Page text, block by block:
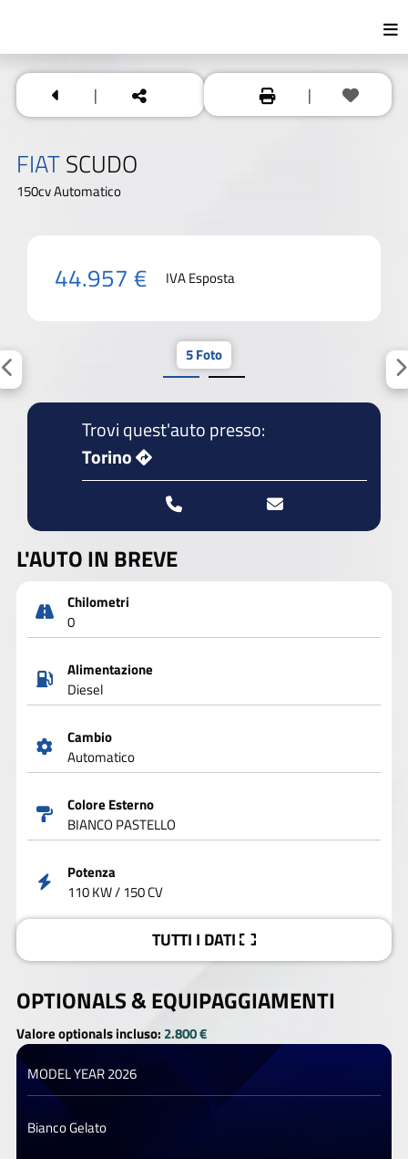
| |
FIATSCUDO
150cv Automatico
44.957 € IVA Esposta
5 Foto
Trovi quest'auto presso:
Torino
L'AUTO IN BREVE
Chilometri
0
Alimentazione
Diesel
Cambio
Automatico
Colore Esterno
BIANCO PASTELLO
Potenza
110 KW / 150 CV
TUTTI I DATI
OPTIONALS &EQUIPAGGIAMENTI
Valore optionals incluso: 2.800 €
MODEL YEAR 2026
Bianco Gelato